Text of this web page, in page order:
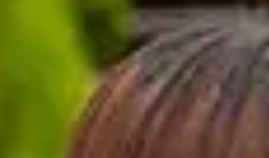
3,000 英镑
4,000 英镑